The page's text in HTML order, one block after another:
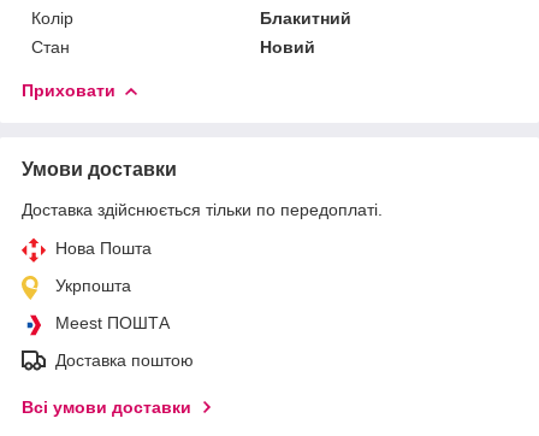
Колір
Блакитний
Стан
Новий
Приховати
Умови доставки
Доставка здійснюється тільки по передоплаті.
Нова Пошта
Укрпошта
Meest ПОШТА
Доставка поштою
Всі умови доставки